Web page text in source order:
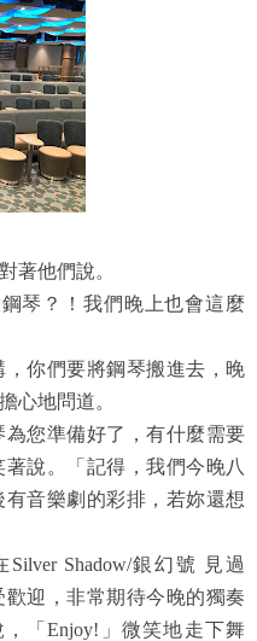
著他們說。
鋼琴？！我們晚上也會這麼
，你們要將鋼琴搬進去，晚
心地問道。
為您準備好了，有什麼需要
說。「記得，我們今晚八
音樂劇的彩排，若妳還想
Shadow/銀幻號 見過
迎，非常期待今晚的獨奏
「Enjoy!」微笑地走下舞